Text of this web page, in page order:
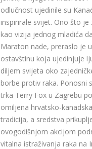
odlučnost ujedinile su
inspirirale svijet. Ono što je
kao vizija jednog mladića
Maraton nade, preraslo je u
ostavštinu koja ujedinjuje
diljem svijeta oko
borbe protiv raka. Ponosni
trka Terry Fox u Zagrebu
omiljena hrvatsko-kanadska
tradicija, a sredstva
ovogodišnjom akcijom
vitalna istraživanja raka na